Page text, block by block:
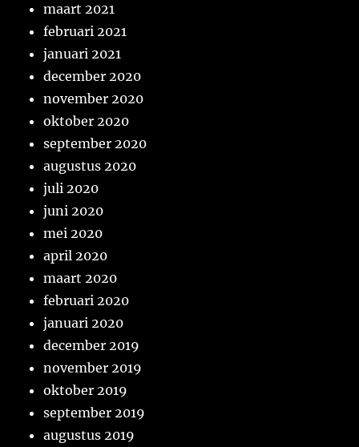
maart 2021
februari 2021
januari 2021
december 2020
november 2020
oktober 2020
september 2020
augustus 2020
juli 2020
juni 2020
mei 2020
april 2020
maart 2020
februari 2020
januari 2020
december 2019
november 2019
oktober 2019
september 2019
augustus 2019